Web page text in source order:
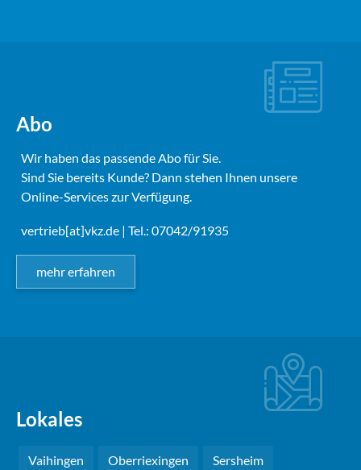
Abo
Wir haben das passende Abo für Sie.
Sind Sie bereits Kunde? Dann stehen Ihnen unsere
Online-Services zur Verfügung.
vertrieb[at]vkz.de | Tel.: 07042/91935
mehr erfahren
Lokales
Vaihingen Oberriexingen Sersheim